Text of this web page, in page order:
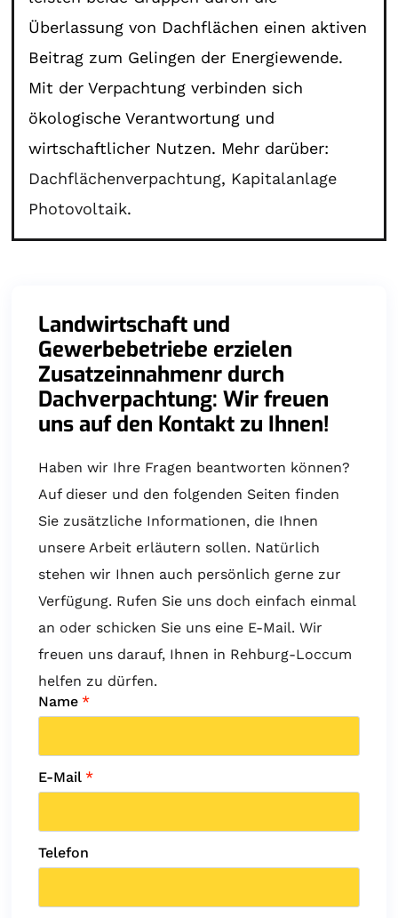
Überlassung von Dachflächen einen aktiven
Beitrag zum Gelingen der Energiewende.
Mit der Verpachtung verbinden sich
ökologische Verantwortung und
wirtschaftlicher Nutzen. Mehr darüber:
Dachflächenverpachtung, Kapitalanlage
Photovoltaik.
Landwirtschaft und
Gewerbebetriebe erzielen
Zusatzeinnahmenr durch
Dachverpachtung: Wir freuen
uns auf den Kontakt zu Ihnen!
Haben wir Ihre Fragen beantworten können?
Auf dieser und den folgenden Seiten finden
Sie zusätzliche Informationen, die Ihnen
unsere Arbeit erläutern sollen. Natürlich
stehen wir Ihnen auch persönlich gerne zur
Verfügung. Rufen Sie uns doch einfach einmal
an oder schicken Sie uns eine E-Mail. Wir
freuen uns darauf, Ihnen in Rehburg-Loccum
helfen zu dürfen.
Name *
E-Mail *
Telefon